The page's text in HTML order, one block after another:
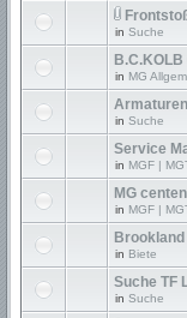
in Suche
in MG
in Suche
Service
in MGF |
MG
in MGF |
in Biete
Suche TF
in Suche